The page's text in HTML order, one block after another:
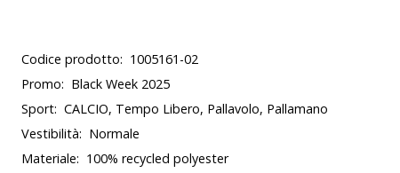
Codice prodotto: 1005161-02
Promo: Black Week 2025
Sport: CALCIO, Tempo Libero, Pallavolo, Pallamano
Vestibilità: Normale
Materiale: 100% recycled polyester